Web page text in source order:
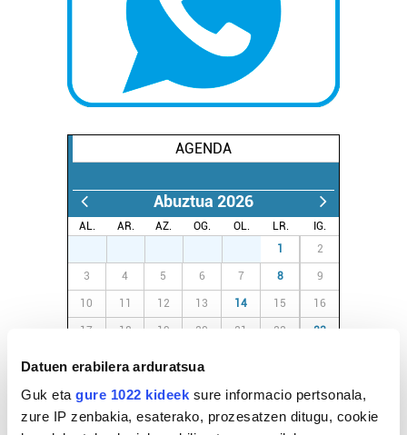
Datuen erabilera arduratsua
Guk eta gure 1022 kideek sure informacio pertsonala,
zure IP zenbakia, esaterako, prozesatzen ditugu, cookie
AGENDA
Abuztua 2026
AL. AR. AZ. OG. OL. LR.
IG.
1 2
3 4 5 6 7 8 9
10 11 12 13 14 15 16
17 18 19 20 21 22 23